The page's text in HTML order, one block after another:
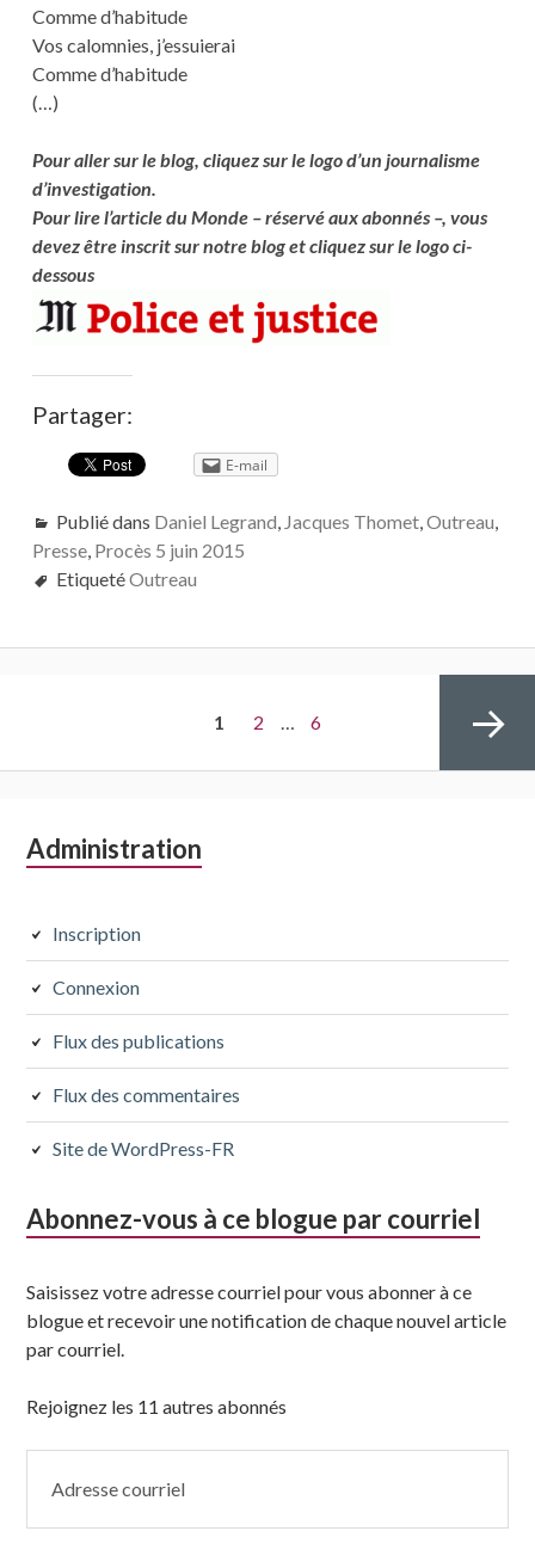
Comme d’habitude
Vos calomnies, j’essuierai
Comme d’habitude
(…)
Pour aller sur le blog, cliquez sur le logo d’un journalisme
d’investigation.
Pour lire l’article du Monde – réservé aux abonnés –, vous
devez être inscrit sur notre blog et cliquez sur le logo ci-
dessous
Partager:
E-mail
Publié dans Daniel Legrand, Jacques Thomet,Outreau,
Presse, Procès 5 juin 2015
EtiquetéOutreau
articles
PAGE
1 Page
2 … Page
6
Colonne
subsidiaire
Administration
Inscription
Connexion
Flux des publications
Flux des commentaires
Site de WordPress-FR
Abonnez-vous à ce blogue par courriel
Saisissez votre adresse courriel pour vous abonner à ce
blogue et recevoir une notification de chaque nouvel article
par courriel.
Rejoignez les 11 autres abonnés
courriel